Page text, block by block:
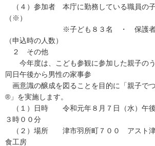
（４）参加者 本庁に勤務している職員の
（※）
※子ども８３名 ・ 保護者５２
（申込時の人数）
２ その他
今年度は、こども参観に参加した親子のう
同日午後から男性の家事参
画意識の醸成を図ることを目的に「親子で
®」を実施します。
（１）日時 令和元年８月７日（水）午後
３時００分
（２）場所 津市羽所町７００ アスト
食工房